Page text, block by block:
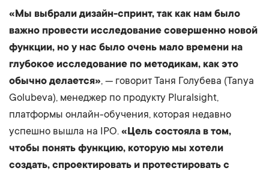
«Мы выбрали дизайн-спринт, так как нам было
важно провести исследование совершенно новой
функции, но у нас было очень мало времени на
глубокое исследование по методикам, как это
обычно делается», — говорит Таня Голубева (Tanya
Golubeva), менеджер по продукту Pluralsight,
платформы онлайн-обучения, которая недавно
успешно вышла на IPO. «Цель состояла в том,
чтобы понять функцию, которую мы хотели
создать, спроектировать и протестировать с